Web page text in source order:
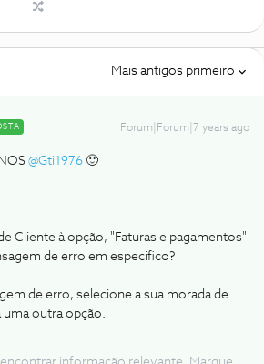
Mais antigos primeiro
Forum|Forum|7 years ago
@Gti1976 🙂
Cliente à opção, "Faturas e pagamentos"
de erro em especifico?
de erro, selecione a sua morada de
uma outra opção.